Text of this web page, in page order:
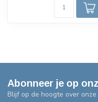
Abonneer je op
Blijf op de hoogte over